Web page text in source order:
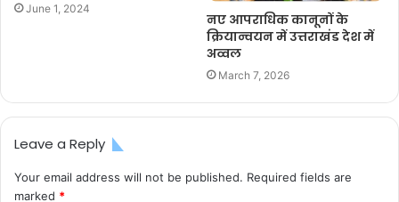
June 1, 2024
नए आपराधिक कानूनों के
क्रियान्वयन में उत्तराखंड देश में
अव्वल
March 7, 2026
Leave a Reply
Your email address will not be published. Required fields are
marked *